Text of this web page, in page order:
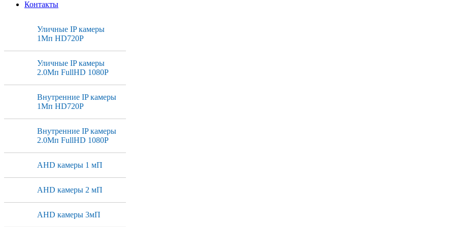
Контакты
Уличные IP камеры
1Мп HD720P
Уличные IP камеры
2.0Мп FullHD 1080P
Внутренние IP камеры
1Мп HD720P
Внутренние IP камеры
2.0Мп FullHD 1080P
AHD камеры 1 мП
AHD камеры 2 мП
AHD камеры 3мП